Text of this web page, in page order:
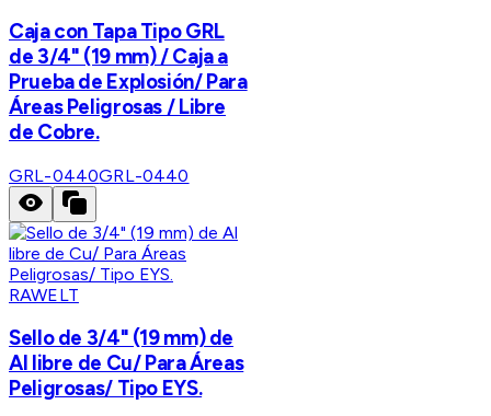
Caja con Tapa Tipo GRL
de 3/4" (19 mm) / Caja a
Prueba de Explosión/ Para
Áreas Peligrosas / Libre
de Cobre.
GRL-0440GRL-0440
RAWELT
Sello de 3/4" (19 mm) de
Al libre de Cu/ Para Áreas
Peligrosas/ Tipo EYS.